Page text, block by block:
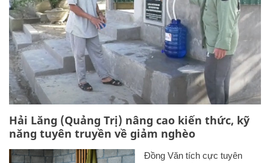
Hải Lăng (Quảng Trị) nâng cao kiến thức, kỹ
năng tuyên truyền về giảm nghèo
Đồng Văn tích cực tuyên